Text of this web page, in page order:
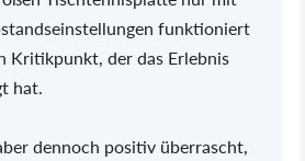
funktioniert
Kritikpunkt, der das Erlebnis
hat.
dennoch positiv überrascht,